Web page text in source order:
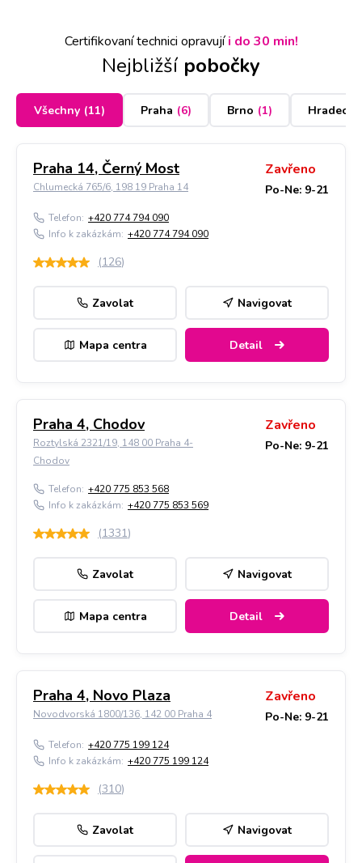
Certifikovaní technici opravujíi do 30 min!
Nejbližší pobočky
Všechny (11) Praha (6) Brno (1) Hradec
Praha 14, Černý Most
Chlumecká 765/6, 198 19 Praha 14
Zavřeno
Po-Ne: 9-21
Telefon: +420 774 794 090
Info k zakázkám: +420 774 794 090
(126)
Zavolat Navigovat
Mapa centra Detail
Praha 4, Chodov
Roztylská 2321/19, 148 00 Praha 4-
Chodov
Zavřeno
Po-Ne: 9-21
Telefon: +420 775 853 568
Info k zakázkám: +420 775 853 569
(1331)
Zavolat Navigovat
Mapa centra Detail
Praha 4, Novo Plaza
Novodvorská 1800/136, 142 00 Praha 4
Zavřeno
Po-Ne: 9-21
Telefon: +420 775 199 124
Info k zakázkám: +420 775 199 124
(310)
Zavolat Navigovat